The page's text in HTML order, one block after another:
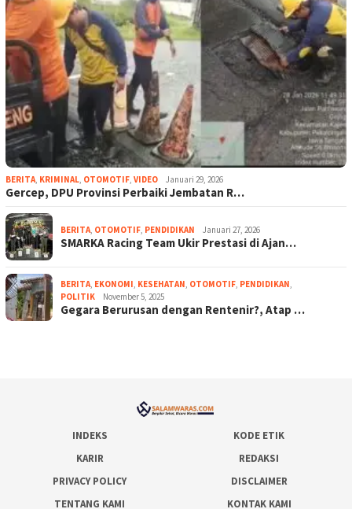
BERITA, KRIMINAL, OTOMOTIF, VIDEO Januari 29, 2026
Gercep, DPU Provinsi Perbaiki Jembatan R…
BERITA, OTOMOTIF, PENDIDIKAN Januari 27, 2026
SMARKA Racing Team Ukir Prestasi di Ajan…
BERITA, EKONOMI, KESEHATAN, OTOMOTIF, PENDIDIKAN,
POLITIK
November 5, 2025
Gegara Berurusan dengan Rentenir?, Atap …
INDEKS
KODE ETIK
KARIR
REDAKSI
PRIVACY POLICY
DISCLAIMER
TENTANG KAMI
KONTAK KAMI